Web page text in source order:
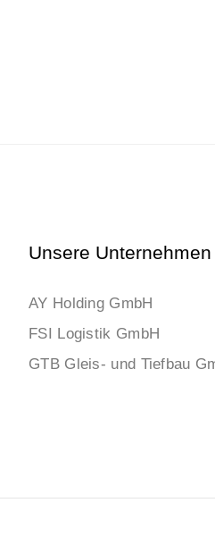
Unsere Unternehmen
AY Holding GmbH
FSI Logistik GmbH
GTB Gleis- und Tiefbau